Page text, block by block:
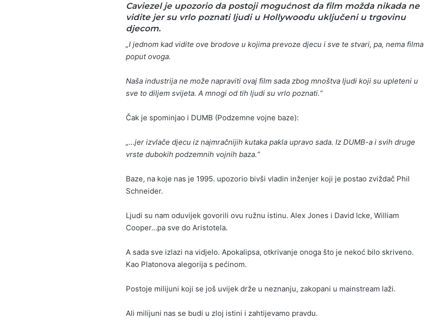
Caviezel je upozorio da postoji mogućnost da film možda nikada ne
vidite jer su vrlo poznati ljudi u Hollywoodu uključeni u trgovinu
djecom.
„I jednom kad vidite ove brodove u kojima prevoze djecu i sve te stvari, pa, nema filma
poput ovoga.
Naša industrija ne može napraviti ovaj film sada zbog mnoštva ljudi koji su upleteni u
sve to diljem svijeta. A mnogi od tih ljudi su vrlo poznati.“
Čak je spominjao i DUMB (Podzemne vojne baze):
„…jer izvlače djecu iz najmračnijih kutaka pakla upravo sada. Iz DUMB-a i svih druge
vrste dubokih podzemnih vojnih baza.“
Baze, na koje nas je 1995. upozorio bivši vladin inženjer koji je postao zviždač Phil
Schneider.
Ljudi su nam oduvijek govorili ovu ružnu istinu. Alex Jones i David Icke, William
Cooper…pa sve do Aristotela.
A sada sve izlazi na vidjelo. Apokalipsa, otkrivanje onoga što je nekoć bilo skriveno.
Kao Platonova alegorija s pećinom.
Postoje milijuni koji se još uvijek drže u neznanju, zakopani u mainstream laži.
Ali milijuni nas se budi u zloj istini i zahtijevamo pravdu.